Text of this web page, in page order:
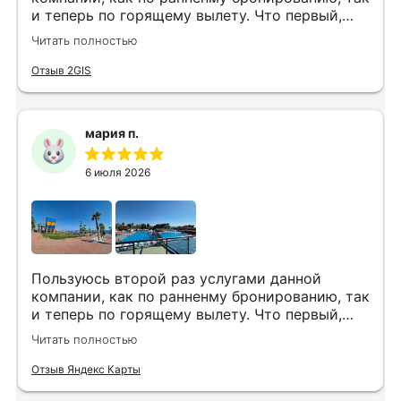
и теперь по горящему вылету. Что первый,
что второй раз путёвки подобраны под наши
индивидуальные запросы идеально. Работаем
с менеджером Анной Макеевой, всегда на
Читать полностью
Отзыв 2GIS
мария п.
6 июля 2026
Пользуюсь второй раз услугами данной
компании, как по ранненму бронированию, так
и теперь по горящему вылету. Что первый,
что второй раз путёвки подобраны под наши
индивидуальные запросы идеально. Работаем
с менеджером Анной Макеевой, всегда на
Читать полностью
Отзыв Яндекс Карты